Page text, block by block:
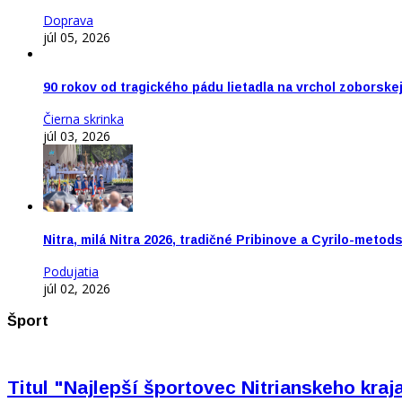
Doprava
júl 05, 2026
90 rokov od tragického pádu lietadla na vrchol
Čierna skrinka
júl 03, 2026
Nitra, milá Nitra 2026, tradičné Pribinove a Cyrilo-
Podujatia
júl 02, 2026
Šport
Titul "Najlepší športovec Nitrianskeho